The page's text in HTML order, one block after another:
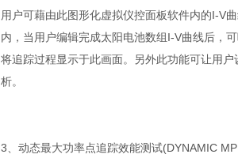
用户可藉由此图形化虚拟仪控面板软件内的I-V
内，当用户编辑完成太阳电池数组I-V曲线后，
将追踪过程显示于此画面。另外此功能可让用户
析。
3、动态最大功率点追踪效能测试(DYNAMIC